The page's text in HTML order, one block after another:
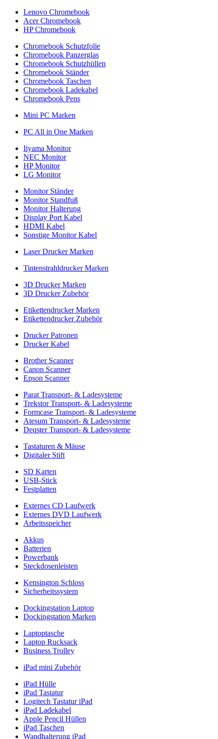
Lenovo Chromebook
Acer Chromebook
HP Chromebook
Chromebook Schutzfolie
Chromebook Panzerglas
Chromebook Schutzhüllen
Chromebook Ständer
Chromebook Taschen
Chromebook Ladekabel
Chromebook Pens
Mini PC Marken
PC All in One Marken
Iiyama Monitor
NEC Monitor
HP Monitor
LG Monitor
Monitor Ständer
Monitor Standfuß
Monitor Halterung
Display Port Kabel
HDMI Kabel
Sonstige Monitor Kabel
Laser Drucker Marken
Tintenstrahldrucker Marken
3D Drucker Marken
3D Drucker Zubehör
Etikettendrucker Marken
Etikettendrucker Zubehör
Drucker Patronen
Drucker Kabel
Brother Scanner
Canon Scanner
Epson Scanner
Parat Transport- & Ladesysteme
Trekstor Transport- & Ladesysteme
Formcase Transport- & Ladesysteme
Atesum Transport- & Ladesysteme
Deqster Transport- & Ladesysteme
Tastaturen & Mäuse
Digitaler Stift
SD Karten
USB-Stick
Festplatten
Externes CD Laufwerk
Externes DVD Laufwerk
Arbeitsspeicher
Akkus
Batterien
Powerbank
Steckdosenleisten
Kensington Schloss
Sicherheitssystem
Dockingstation Laptop
Dockingstation Marken
Laptoptasche
Laptop Rucksack
Business Trolley
iPad mini Zubehör
iPad Hülle
iPad Tastatur
Logitech Tastatur iPad
iPad Ladekabel
Apple Pencil Hüllen
iPad Taschen
Wandhalterung iPad